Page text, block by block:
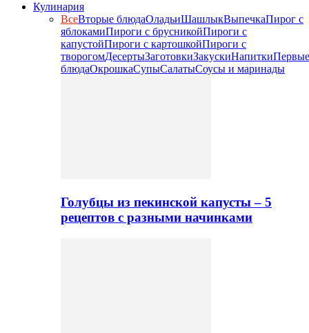
Кулинария
ВсеВторые блюдаОладьиШашлыкВыпечкаПирог с
яблокамиПироги с брусникойПироги с
капустойПироги с картошкойПироги с
творогомДесертыЗаготовкиЗакускиНапиткиПервые
блюдаОкрошкаСупыСалатыСоусы и маринады
Голубцы из пекинской капусты – 5
рецептов с разными начинками